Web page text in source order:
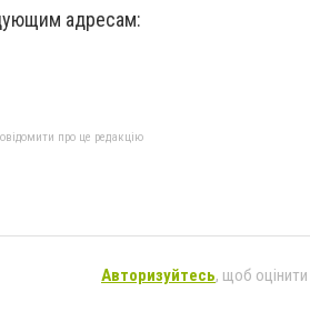
адресам:
про це редакцію
Авторизуйтесь, щоб оцінити